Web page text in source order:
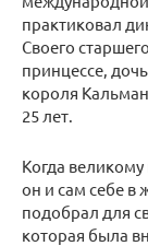
практиковал
Своего
принцессе,
короля
25 лет.
Когда
он и сам себе в
подобрал для
которая была